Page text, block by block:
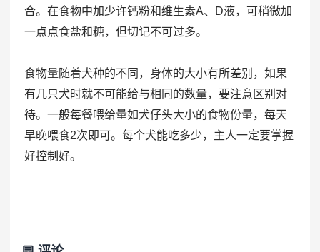
合。在食物中加少许钙粉和维生素A、D液，可稍微加
一点点食盐和糖，但切记不可过多。
食物量随着犬种的不同，身体的大小有所差别，如果
有几只犬时就不可能给与相同的数量，要注意区别对
待。一般每餐喂给量如犬仔头大小的食物份量，每天
早晚喂食2次即可。每个犬能吃多少，主人一定要掌握
好控制好。